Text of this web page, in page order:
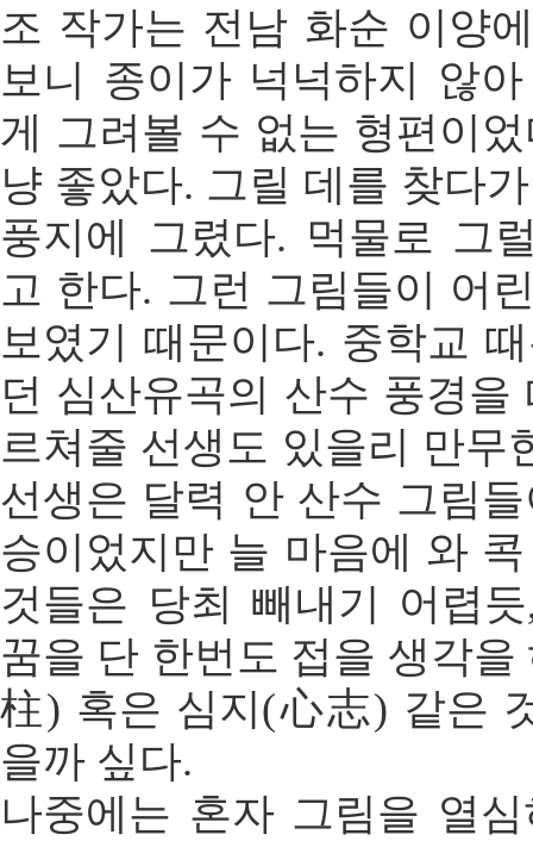
조 작가는 전남 화순 이양
보니 종이가 넉넉하지 않
게 그려볼 수 없는 형편이
냥 좋았다. 그릴 데를 찾다
풍지에 그렸다. 먹물로 그
고 한다. 그런 그림들이 어
보였기 때문이다. 중학교
던 심산유곡의 산수 풍경을
르쳐줄 선생도 있을리 만무
선생은 달력 안 산수 그림
승이었지만 늘 마음에 와
것들은 당최 빼내기 어렵
꿈을 단 한번도 접을 생각
柱) 혹은 심지(心志) 같은
을까 싶다.
나중에는 혼자 그림을 열